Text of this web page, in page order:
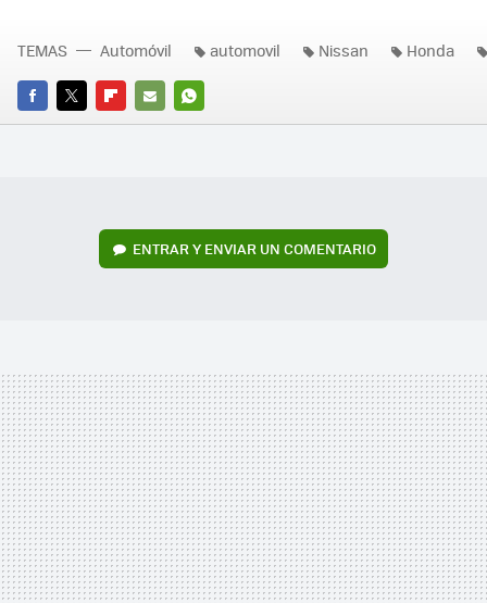
FACEBOOK
TWITTERFLIPBOARD
E-
WHATSAPP
TEMAS Automóvil automovil Nissan Honda
ENTRAR Y ENVIAR UN COMENTARIO